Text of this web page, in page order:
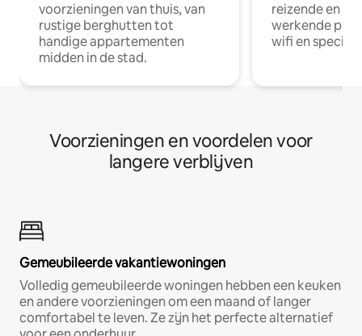
voorzieningen van thuis, van
rustige berghutten tot
handige appartementen
midden in de stad.
reizende en
werkende
wifi en
Voorzieningen en voordelen voor
langere verblijven
Gemeubileerde vakantiewoningen
Volledig gemeubileerde woningen hebben een keuken
en andere voorzieningen om een maand of langer
comfortabel te leven. Ze zijn het perfecte alternatief